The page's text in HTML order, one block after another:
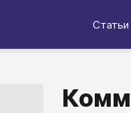
Статьи